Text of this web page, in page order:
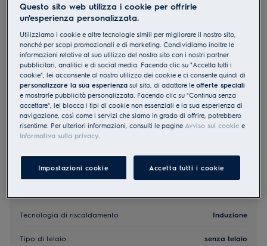
Piani di cottura induzione Pure
Bridge 60 cm
0 (0)
EU Product Fiche
CHF 2’770.00
PVR incl. IVA in CHF (escl. CRA)
Tecnologia di riscaldamento Induzione
Tipo di telaio senza telaio
Questo sito web utilizza i cookie per offrirle
un'esperienza personalizzata.
Utilizziamo i cookie e altre tecnologie simili per migliorare il nostro sito,
nonché per scopi promozionali e di marketing. Condividiamo inoltre le
informazioni relative al suo utilizzo del nostro sito con i nostri partner
pubblicitari, analitici e di social media. Facendo clic su "Accetta tutti i
cookie", lei acconsente al nostro utilizzo dei cookie e ci consente quindi di
personalizzare la sua esperienza sul sito, di adattare leofferte speciali
e mostrarle pubblicità personalizzata. Facendo clic su "Continua senza
accettare", lei blocca i tipi di cookie non essenziali e la sua esperienza di
navigazione, così come i servizi che siamo in grado di offrire, potrebbero
risentirne. Per ulteriori informazioni, consulti le pagineAvviso sui cookie e
Informativa sulla privacy.
Impostazioni cookie Accetta tutti i cookie